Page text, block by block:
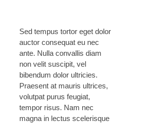
Sed tempus tortor eget dolor
auctor consequat eu nec
ante. Nulla convallis diam
non velit suscipit, vel
bibendum dolor ultricies.
Praesent at mauris ultrices,
volutpat purus feugiat,
tempor risus. Nam nec
magna in lectus scelerisque